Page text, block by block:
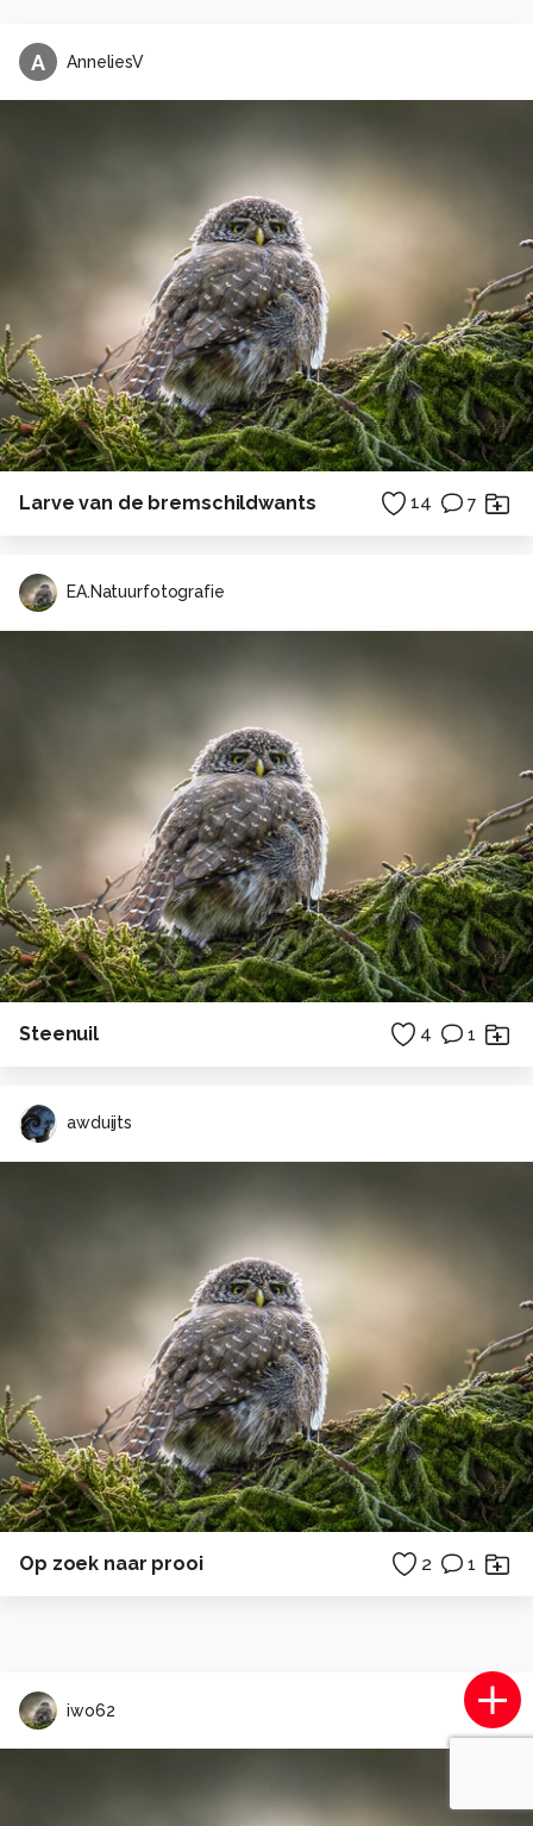
A AnneliesV
Larve van de bremschildwants 14 7
EA.Natuurfotografie
Steenuil 4 1
awduijts
Op zoek naar prooi 2 1
iwo62